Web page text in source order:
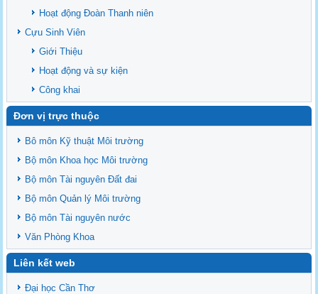
Hoạt động Đoàn Thanh niên
Cựu Sinh Viên
Giới Thiệu
Hoạt động và sự kiện
Công khai
Đơn vị trực thuộc
Bô môn Kỹ thuật Môi trường
Bộ môn Khoa học Môi trường
Bộ môn Tài nguyên Đất đai
Bộ môn Quản lý Môi trường
Bộ môn Tài nguyên nước
Văn Phòng Khoa
Liên kết web
Đại học Cần Thơ